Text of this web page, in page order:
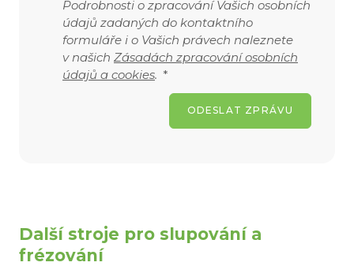
Podrobnosti o zpracování Vašich osobních
údajů zadaných do kontaktního
formuláře i o Vašich právech naleznete
v našich Zásadách zpracování osobních
údajů a cookies. *
ODESLAT ZPRÁVU
Další stroje pro slupování a
frézování